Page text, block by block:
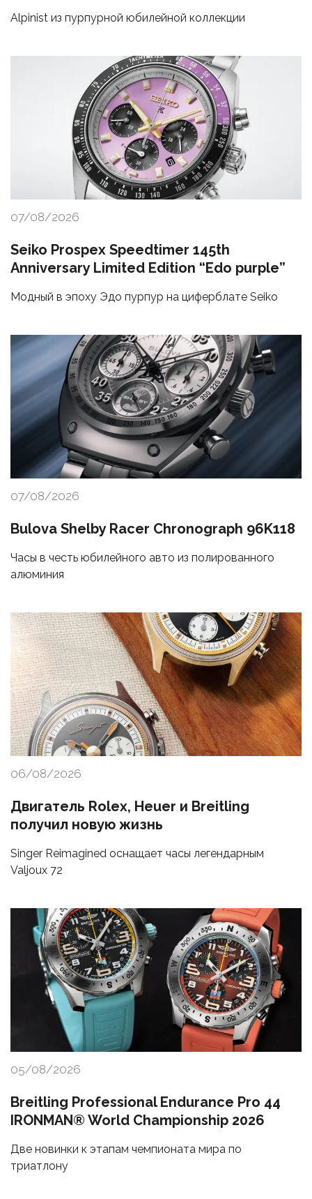
Alpinist из пурпурной юбилейной коллекции
07/08/2026
Seiko Prospex Speedtimer 145th
Anniversary Limited Edition “Edo purple”
Модный в эпоху Эдо пурпур на циферблате Seiko
07/08/2026
Bulova Shelby Racer Chronograph 96K118
Часы в честь юбилейного авто из полированного
алюминия
06/08/2026
Двигатель Rolex, Heuer и Breitling
получил новую жизнь
Singer Reimagined оснащает часы легендарным
Valjoux 72
05/08/2026
Breitling Professional Endurance Pro 44
IRONMAN® World Championship 2026
Две новинки к этапам чемпионата мира по
триатлону